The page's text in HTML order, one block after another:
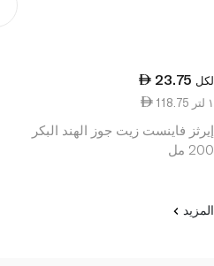
23.75 لكل
118.75 ١ لتر
إيرثز فاينست زيت جوز الهند البكر
200 مل
المزيد